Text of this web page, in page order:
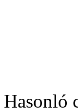
Hasonló